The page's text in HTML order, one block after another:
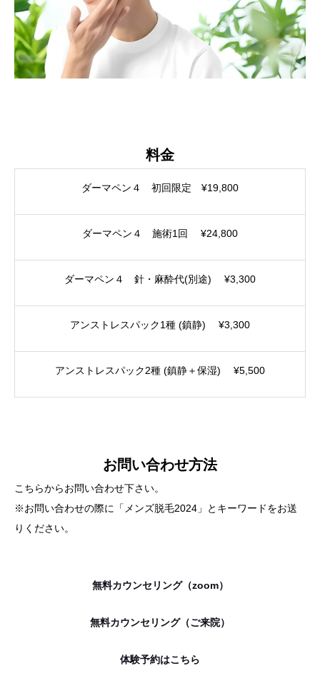
料金
ダーマペン４ 初回限定 ¥19,800
ダーマペン４ 施術1回 ¥24,800
ダーマペン４ 針・麻酔代(別途) ¥3,300
アンストレスパック1種 (鎮静) ¥3,300
アンストレスパック2種 (鎮静＋保湿) ¥5,500
お問い合わせ方法
こちらからお問い合わせ下さい。
※お問い合わせの際に「メンズ脱毛2024」とキーワードをお送
りください。
無料カウンセリング（zoom）
無料カウンセリング（ご来院）
体験予約はこちら